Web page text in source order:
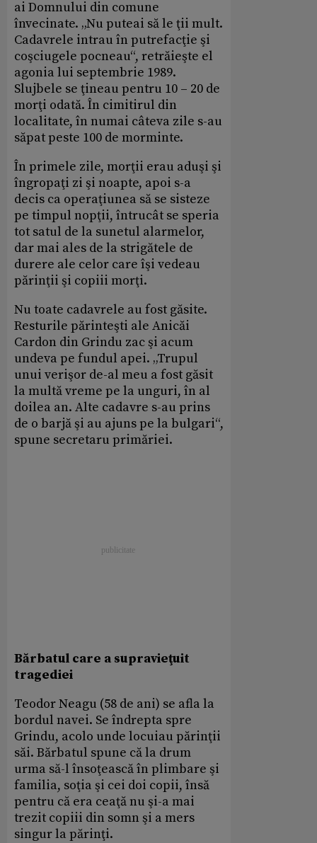
ai Domnului din comune
învecinate. „Nu puteai să le ţii mult.
Cadavrele intrau în putrefacţie şi
coşciugele pocneau“, retrăieşte el
agonia lui septembrie 1989.
Slujbele se ţineau pentru 10 – 20 de
morţi odată. În cimitirul din
localitate, în numai câteva zile s-au
săpat peste 100 de morminte.
În primele zile, morţii erau aduşi şi
îngropaţi zi şi noapte, apoi s-a
decis ca operaţiunea să se sisteze
pe timpul nopţii, întrucât se speria
tot satul de la sunetul alarmelor,
dar mai ales de la strigătele de
durere ale celor care îşi vedeau
părinţii şi copiii morţi.
Nu toate cadavrele au fost găsite.
Resturile părinteşti ale Anicăi
Cardon din Grindu zac şi acum
undeva pe fundul apei. „Trupul
unui verişor de-al meu a fost găsit
la multă vreme pe la unguri, în al
doilea an. Alte cadavre s-au prins
de o barjă şi au ajuns pe la bulgari“,
spune secretaru primăriei.
Bărbatul care a supravieţuit
tragediei
Teodor Neagu (58 de ani) se afla la
bordul navei. Se îndrepta spre
Grindu, acolo unde locuiau părinţii
săi. Bărbatul spune că la drum
urma să-l însoţească în plimbare şi
familia, soţia şi cei doi copii, însă
pentru că era ceaţă nu şi-a mai
trezit copiii din somn şi a mers
singur la părinţi.